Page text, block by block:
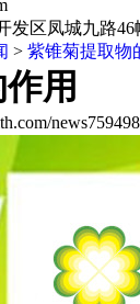
区凤城九路46
> 紫锥菊提取物
用